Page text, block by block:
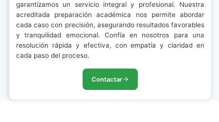
garantizamos un servicio integral y profesional. Nuestra
acreditada preparación académica nos permite abordar
cada caso con precisión, asegurando resultados favorables
y tranquilidad emocional. Confía en nosotros para una
resolución rápida y efectiva, con empatía y claridad en
cada paso del proceso.
Contactar